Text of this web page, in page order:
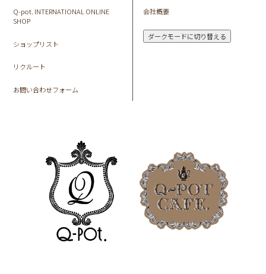
Q-pot. INTERNATIONAL ONLINE
SHOP
ショップリスト
リクルート
お問い合わせフォーム
会社概要
ダークモードに切り替える